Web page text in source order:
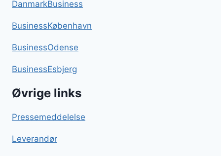
DanmarkBusiness
BusinessKøbenhavn
BusinessOdense
BusinessEsbjerg
Øvrige links
Pressemeddelelse
Leverandør